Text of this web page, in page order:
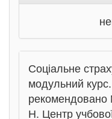
Соціальне
модульний
Н. Центр